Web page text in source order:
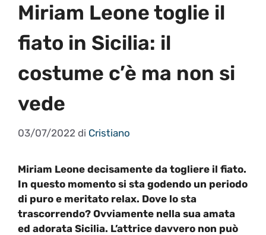
Miriam Leone toglie il
fiato in Sicilia: il
costume c’è ma non si
vede
03/07/2022 di Cristiano
Miriam Leone decisamente da togliere il fiato.
In questo momento si sta godendo un periodo
di puro e meritato relax. Dove lo sta
trascorrendo? Ovviamente nella sua amata
ed adorata Sicilia. L’attrice davvero non può